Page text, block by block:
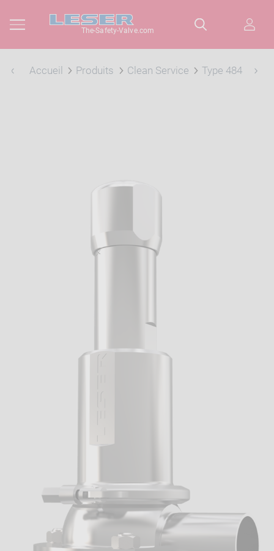
The-Safety-Valve.com
Accueil Produits Clean Service Type 484